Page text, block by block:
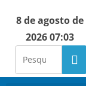
8 de agosto de
2026 07:03